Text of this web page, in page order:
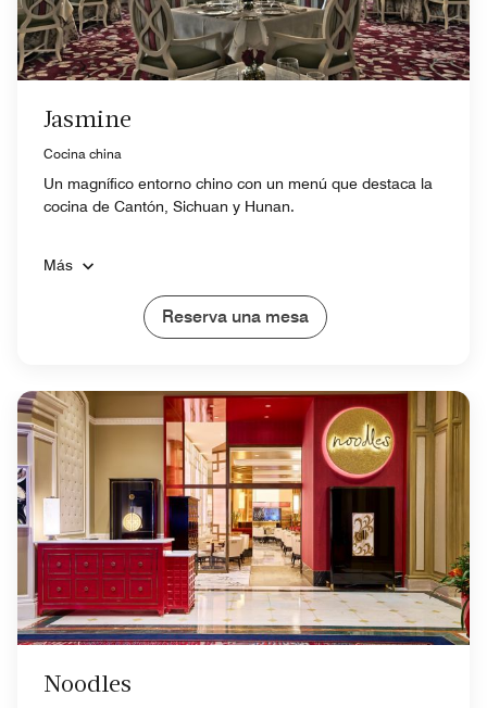
Jasmine
Cocina china
Un magnífico entorno chino con un menú que destaca la
cocina de Cantón, Sichuan y Hunan.
Más
Reserva una mesa
Noodles